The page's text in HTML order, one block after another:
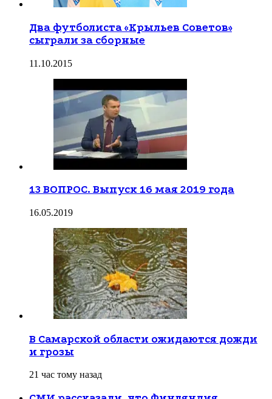
Два футболиста «Крыльев Советов»
сыграли за сборные
11.10.2015
13 ВОПРОС. Выпуск 16 мая 2019 года
16.05.2019
В Самарской области ожидаются дожди
и грозы
21 час тому назад